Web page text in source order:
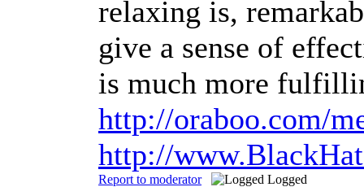
relaxing is,
give a sense of
is much more
http://oraboo.com/
http://
Report to moderator Logged